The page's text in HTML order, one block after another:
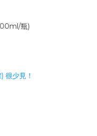
瓶)